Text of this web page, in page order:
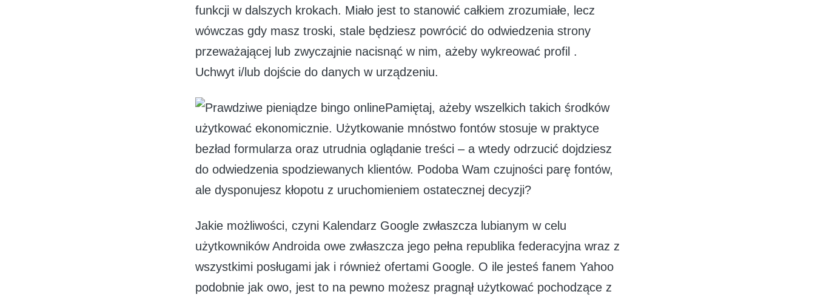
funkcji w dalszych krokach. Miało jest to stanowić całkiem zrozumiałe, lecz
wówczas gdy masz troski, stale będziesz powrócić do odwiedzenia strony
przeważającej lub zwyczajnie nacisnąć w nim, ażeby wykreować profil .
Uchwyt i/lub dojście do danych w urządzeniu.
Pamiętaj, ażeby wszelkich takich środków
użytkować ekonomicznie. Użytkowanie mnóstwo fontów stosuje w praktyce
bezład formularza oraz utrudnia oglądanie treści – a wtedy odrzucić dojdziesz
do odwiedzenia spodziewanych klientów. Podoba Wam czujności parę fontów,
ale dysponujesz kłopotu z uruchomieniem ostatecznej decyzji?
Jakie możliwości, czyni Kalendarz Google zwłaszcza lubianym w celu
użytkowników Androida owe zwłaszcza jego pełna republika federacyjna wraz z
wszystkimi posługami jak i również ofertami Google. O ile jesteś fanem Yahoo
podobnie jak owo, jest to na pewno możesz pragnął użytkować pochodzące z